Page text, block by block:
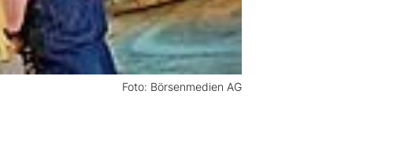
Foto: Börsenmedien AG